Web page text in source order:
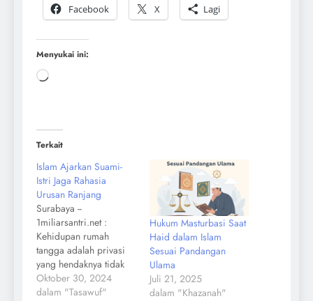
Facebook X Lagi
Menyukai ini:
Terkait
Islam Ajarkan Suami-
Istri Jaga Rahasia
Urusan Ranjang
Surabaya --
1miliarsantri.net :
Kehidupan rumah
tangga adalah privasi
yang hendaknya tidak
diumbar ke siapa dan
di mana pun. Ini adalah
Oktober 30, 2024
dalam "Tasawuf"
Hukum Masturbasi Saat
Haid dalam Islam
Sesuai Pandangan
Ulama
Juli 21, 2025
dalam "Khazanah"